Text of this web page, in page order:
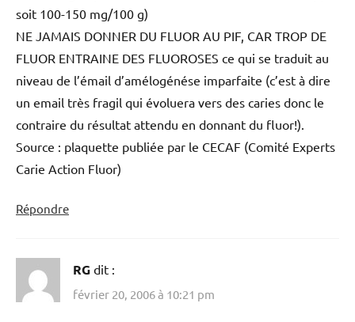
soit 100-150 mg/100 g)
NE JAMAIS DONNER DU FLUOR AU PIF, CAR TROP DE
FLUOR ENTRAINE DES FLUOROSES ce qui se traduit au
niveau de l’émail d’amélogénése imparfaite (c’est à dire
un email très fragil qui évoluera vers des caries donc le
contraire du résultat attendu en donnant du fluor!).
Source : plaquette publiée par le CECAF (Comité Experts
Carie Action Fluor)
Répondre
RG dit :
février 20, 2006 à 10:21 pm